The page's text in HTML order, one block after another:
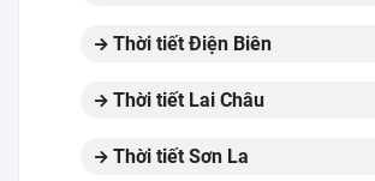
Thời tiết Điện Biên
Thời tiết Lai Châu
Thời tiết Sơn La